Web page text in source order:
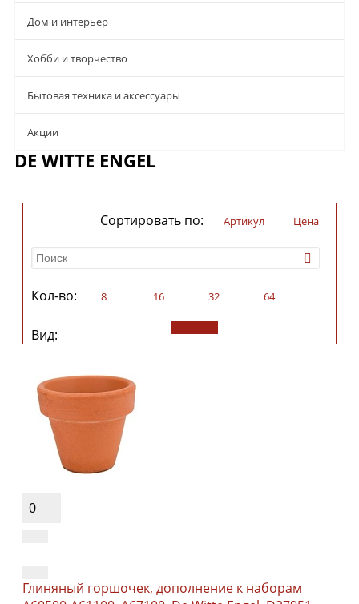
Дом и интерьер
Хобби и творчество
Бытовая техника и аксессуары
Aкции
DE WITTE ENGEL
Сортировать по: Артикул Цена
Кол-во: 8 16 32 64
Вид:
0
Глиняный горшочек, дополнение к наборам